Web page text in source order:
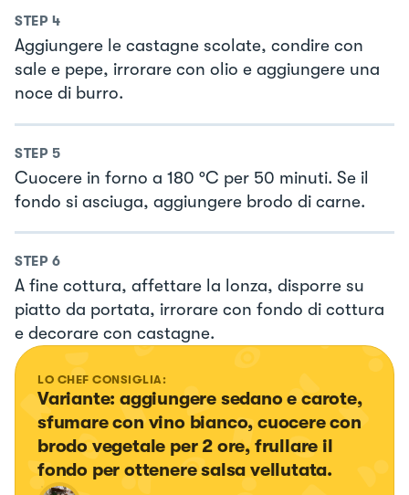
STEP 4
Aggiungere le castagne scolate, condire con
sale e pepe, irrorare con olio e aggiungere una
noce di burro.
STEP 5
Cuocere in forno a 180 °C per 50 minuti. Se il
fondo si asciuga, aggiungere brodo di carne.
STEP 6
A fine cottura, affettare la lonza, disporre su
piatto da portata, irrorare con fondo di cottura
e decorare con castagne.
LO CHEF CONSIGLIA:
Variante: aggiungere sedano e carote,
sfumare con vino bianco, cuocere con
brodo vegetale per 2 ore, frullare il
fondo per ottenere salsa vellutata.